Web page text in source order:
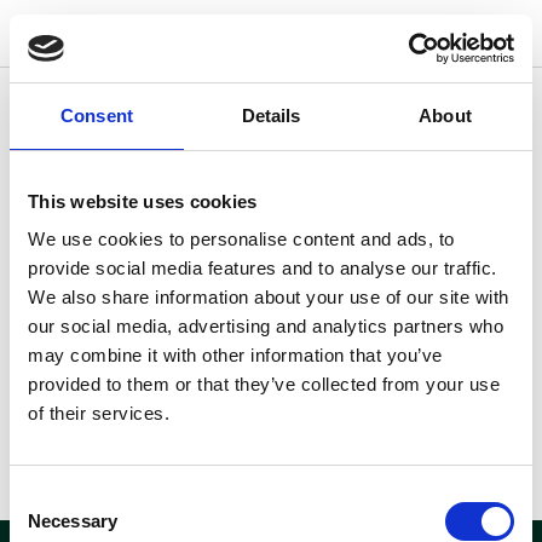
Consent Details About
This website uses cookies
We use cookies to personalise content and ads, to
provide social media features and to analyse our traffic.
We also share information about your use of our site with
our social media, advertising and analytics partners who
may combine it with other information that you’ve
provided to them or that they’ve collected from your use
of their services.
Selection
Necessary
wo
Andre lokationer der kunne være
interessante for dig
Fandt du ikke hvad du søgte?
Her kan du se andre
lokationer der måske kunne
være interessante for dig.